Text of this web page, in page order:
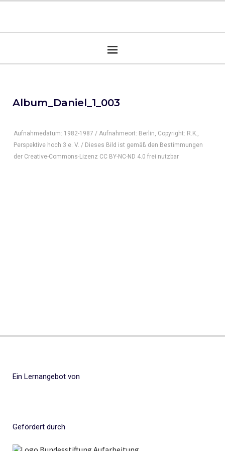
Album_Daniel_1_003
Aufnahmedatum: 1982-1987 / Aufnahmeort: Berlin, Copyright: R.K.,
Perspektive hoch 3 e. V. / Dieses Bild ist gemäß den Bestimmungen
der Creative-Commons-Lizenz CC BY-NC-ND 4.0 frei nutzbar
Ein Lernangebot von
Gefördert durch